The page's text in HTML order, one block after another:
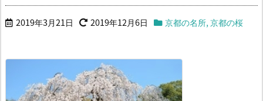
2019年3月21日 2019年12月6日 京都の名所,京都の桜